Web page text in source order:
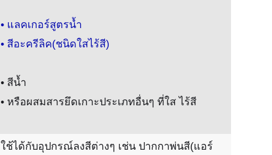
• แลคเกอร์สูตรน้ำ
• สีอะครีลิค(ชนิดใสไร้สี)
• สีน้ำ
• หรือผสมสารยึดเกาะประเภทอื่นๆ ที่ใส ไร้สี
ใช้ได้กับอุปกรณ์ลงสีต่างๆ เช่น ปากกาพ่นสี(แอร์